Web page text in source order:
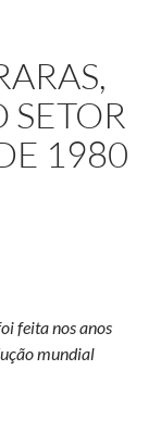
1980
feita nos anos
mundial